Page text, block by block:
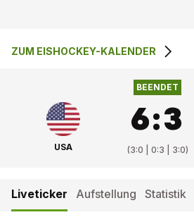
ZUM EISHOCKEY-KALENDER
USA
BEENDET
6:3
(3:0 | 0:3 | 3:0)
Liveticker Aufstellung Statistik